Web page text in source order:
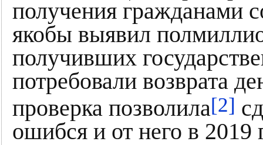
получения гражданами
якобы выявил
получивших
потребовали возврата
проверка позволила[2]
ошибся и от него в 2019